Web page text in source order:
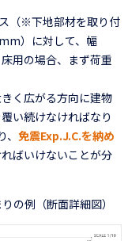
（※下地部材を取り付
）に対して、幅
用の場合、まず荷重
く広がる方向に建物
い続けなければなり
免震Exp.J.C.を納め
ればいけないことが分
の例（断面詳細図）